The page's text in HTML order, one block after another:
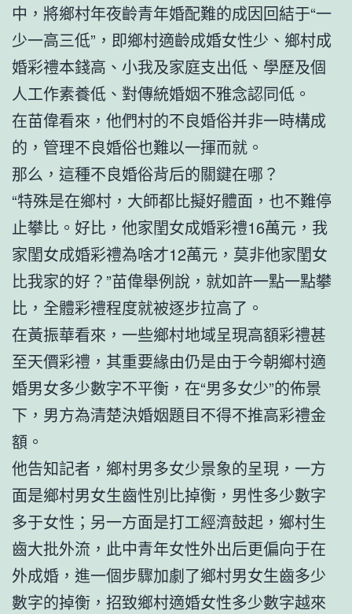
中，將鄉村年夜齡青年婚配難的成因回結于“一
少一高三低”，即鄉村適齡成婚女性少、鄉村成
婚彩禮本錢高、小我及家庭支出低、學歷及個
人工作素養低、對傳統婚姻不雅念認同低。
在苗偉看來，他們村的不良婚俗并非一時構成
的，管理不良婚俗也難以一揮而就。
那么，這種不良婚俗背后的關鍵在哪？
“特殊是在鄉村，大師都比擬好體面，也不難停
止攀比。好比，他家閨女成婚彩禮16萬元，我
家閨女成婚彩禮為啥才12萬元，莫非他家閨女
比我家的好？”苗偉舉例說，就如許一點一點攀
比，全體彩禮程度就被逐步拉高了。
在黃振華看來，一些鄉村地域呈現高額彩禮甚
至天價彩禮，其重要緣由仍是由于今朝鄉村適
婚男女多少數字不平衡，在“男多女少”的佈景
下，男方為清楚決婚姻題目不得不推高彩禮金
額。
他告知記者，鄉村男多女少景象的呈現，一方
面是鄉村男女生齒性別比掉衡，男性多少數字
多于女性；另一方面是打工經濟鼓起，鄉村生
齒大批外流，此中青年女性外出后更偏向于在
外成婚，進一個步驟加劇了鄉村男女生齒多少
數字的掉衡，招致鄉村適婚女性多少數字越來